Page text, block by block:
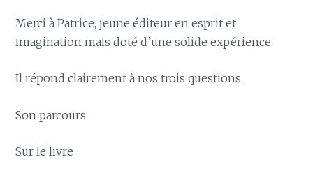
Merci à Patrice, jeune éditeur en esprit et
imagination mais doté d’une solide expérience.
Il répond clairement à nos trois questions.
Son parcours
Sur le livre